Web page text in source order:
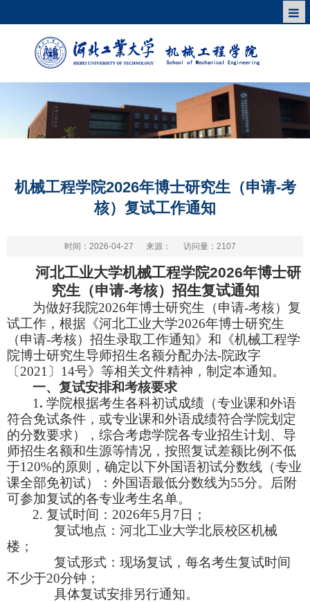
机械工程学院2026年博士研究生（申请-考
核）复试工作通知
时间：2026-04-27 来源： 访问量： 2107
河北工业大学机械工程学院2026年博士研
究生（申请-考核）招生复试通知
为做好我院2026年博士研究生（申请-考核）复
试工作，根据《河北工业大学2026年博士研究生
（申请-考核）招生录取工作通知》和《机械工程学
院博士研究生导师招生名额分配办法-院政字
〔2021〕14号》等相关文件精神，制定本通知。
一、复试安排和考核要求
1.学院根据考生各科初试成绩（专业课和外语
符合免试条件，或专业课和外语成绩符合学院划定
的分数要求），综合考虑学院各专业招生计划、导
师招生名额和生源等情况，按照复试差额比例不低
于120%的原则，确定以下外国语初试分数线（专业
课全部免初试）：外国语最低分数线为55分。后附
可参加复试的各专业考生名单。
2. 复试时间：2026年5月7日；
复试地点：河北工业大学北辰校区机械
楼；
复试形式：现场复试，每名考生复试时间
不少于20分钟；
具体复试安排另行通知。